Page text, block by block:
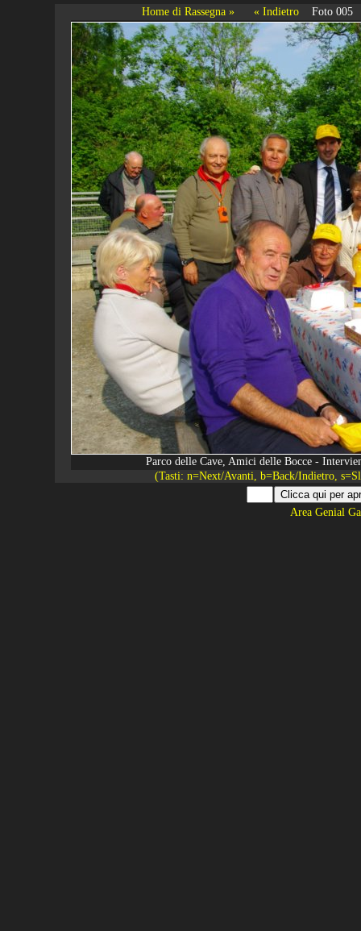
Home di Rassegna » « Indietro Foto 005
Parco delle Cave, Amici delle Bocce -
(Tasti: n=Next/Avanti, b=Back/Indietro,
Area Genial